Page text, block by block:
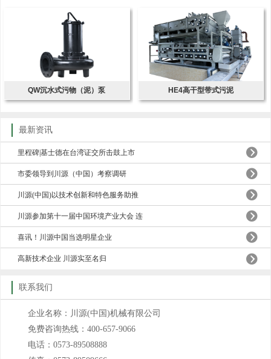
QW沉水式污物（泥）泵 HE4高干型带式污泥
最新资讯
里程碑|基士德在台湾证交所击鼓上市
市委领导到川源（中国）考察调研
川源(中国)以技术创新和特色服务助推
川源参加第十一届中国环境产业大会 连
喜讯！川源中国当选明星企业
高新技术企业 川源实至名归
联系我们
企业名称：川源(中国)机械有限公司
免费咨询热线：400-657-9066
电话：0573-89508888